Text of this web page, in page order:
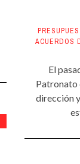
ACUERDOS
El
Patronato
dirección